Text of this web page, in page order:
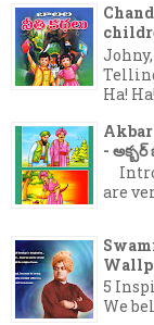
Ha!
-
are
5
We